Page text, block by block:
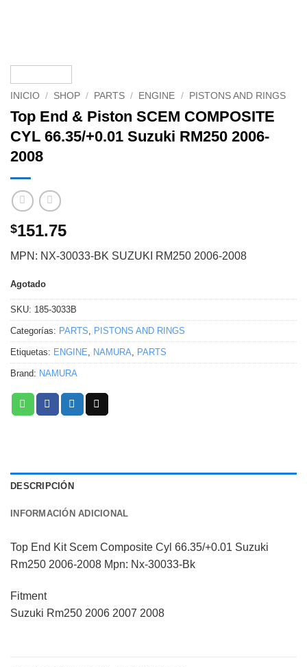
INICIO / SHOP / PARTS / ENGINE / PISTONS AND RINGS
Top End & Piston SCEM COMPOSITE
CYL 66.35/+0.01 Suzuki RM250 2006-
2008
$151.75
MPN: NX-30033-BK SUZUKI RM250 2006-2008
Agotado
SKU: 185-3033B
Categorías: PARTS, PISTONS AND RINGS
Etiquetas: ENGINE, NAMURA, PARTS
Brand: NAMURA
DESCRIPCIÓN
INFORMACIÓN ADICIONAL
Top End Kit Scem Composite Cyl 66.35/+0.01 Suzuki
Rm250 2006-2008 Mpn: Nx-30033-Bk
Fitment
Suzuki Rm250 2006 2007 2008